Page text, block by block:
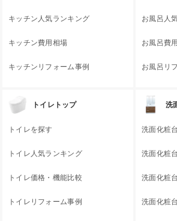
キッチン人気ランキング
キッチン費用相場
キッチンリフォーム事例
お風呂人
お風呂費
お風呂リ
トイレトップ
トイレを探す
トイレ人気ランキング
トイレ価格・機能比較
トイレリフォーム事例
洗
洗面化粧
洗面化粧
洗面化粧
洗面化粧